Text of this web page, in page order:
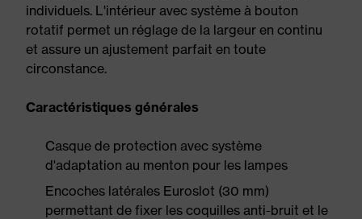
individuels. L'intérieur avec système à bouton
rotatif permet un réglage de la largeur en continu
et assure un ajustement parfait en toute
circonstance.
Caractéristiques générales
Casque de protection avec système
d'adaptation au menton pour les lampes
Encoches latérales Euroslot (30 mm)
permettant de fixer les coquilles anti-bruit et le